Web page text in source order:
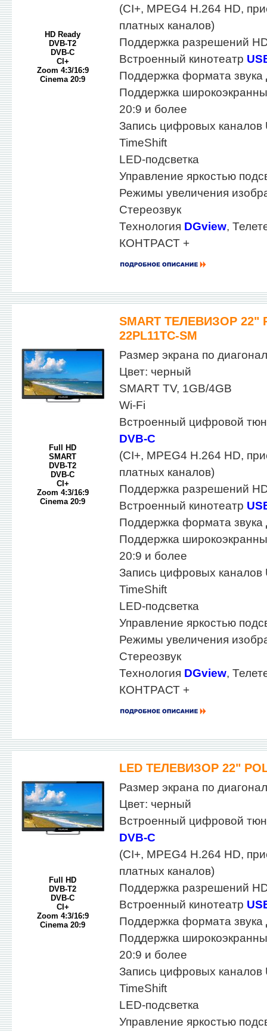
HD Ready
DVB-T2
DVB-C
CI+
Zoom 4:3/16:9
Cinema 20:9
(CI+, MPEG4 H.264 HD,
платных каналов)
Поддержка разрешений
Встроенный кинотеатр
Поддержка формата звука
Поддержка
20:9 и более
Запись цифровых каналов
TimeShift
LED-подсветка
Управление яркостью
Режимы увеличения
Стереозвук
Технология DGview,
КОНТРАСТ +
SMART ТЕЛЕВИЗОР 22"
22PL11TC-SM
Full HD
SMART
DVB-T2
DVB-C
CI+
Zoom 4:3/16:9
Cinema 20:9
Размер экрана по
Цвет: черный
SMART TV, 1GB/4GB
Wi-Fi
Встроенный цифровой
DVB-C
(CI+, MPEG4 H.264 HD,
платных каналов)
Поддержка разрешений
Встроенный кинотеатр
Поддержка формата звука
Поддержка
20:9 и более
Запись цифровых каналов
TimeShift
LED-подсветка
Управление яркостью
Режимы увеличения
Стереозвук
Технология DGview,
КОНТРАСТ +
LED ТЕЛЕВИЗОР 22"
Full HD
DVB-T2
DVB-C
CI+
Zoom 4:3/16:9
Cinema 20:9
Размер экрана по
Цвет: черный
Встроенный цифровой
DVB-C
(CI+, MPEG4 H.264 HD,
платных каналов)
Поддержка разрешений
Встроенный кинотеатр
Поддержка формата звука
Поддержка
20:9 и более
Запись цифровых каналов
TimeShift
LED-подсветка
Управление яркостью